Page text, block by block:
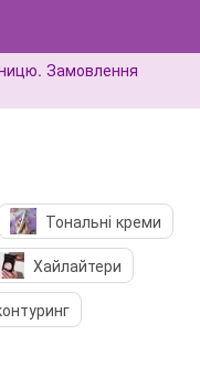
Замовлення
Тональні креми
Хайлайтери